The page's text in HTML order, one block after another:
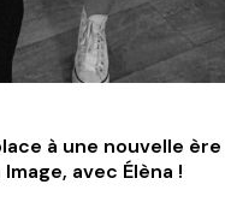
à une nouvelle ère
avec Élèna !